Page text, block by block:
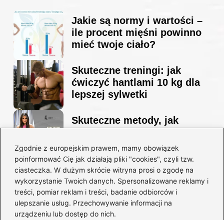
Zgodnie z europejskim prawem, mamy obowiązek
poinformować Cię jak działają pliki "cookies", czyli tzw.
ciasteczka. W dużym skrócie witryna prosi o zgodę na
wykorzystanie Twoich danych. Spersonalizowane reklamy i
treści, pomiar reklam i treści, badanie odbiorców i
ulepszanie usług. Przechowywanie informacji na
urządzeniu lub dostęp do nich.
Jakie są normy i wartości –
ile procent mięśni powinno
mieć twoje ciało?
Skuteczne treningi: jak
ćwiczyć hantlami 10 kg dla
lepszej sylwetki
Skuteczne metody, jak
sylwetkę w zaledwie 90 dni
Idealny garnitur: jak dobrać
go do swojej sylwetki?